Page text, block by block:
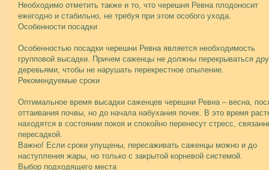
Необходимо отметить также и то, что черешня Ревна плодоносит
ежегодно и стабильно, не требуя при этом особого ухода.
Особенности посадки
Особенностью посадки черешни Ревна является необходимость
групповой высадки. Причем саженцы не должны перекрываться
деревьями, чтобы не нарушать перекрестное опыление.
Рекомендуемые сроки
Оптимальное время высадки саженцев черешни Ревна – весна,
оттаивания почвы, но до начала набухания почек. В это время
находятся в состоянии покоя и спокойно перенесут стресс,
пересадкой.
Важно! Если сроки упущены, пересаживать саженцы можно и до
наступления жары, но только с закрытой корневой системой.
Выбор подходящего места